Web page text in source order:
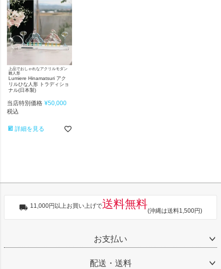
上品でおしゃれなアクリルモダン
雛人形
Lumiere Hinamatsuri アク
リルひな人形 トラディショ
ナル(日本製)
当店特別価格 ¥50,000
税込
詳細を見る
11,000円以上お買い上げで送料無料
(沖縄は送料1,500円)
お支払い
配送・送料